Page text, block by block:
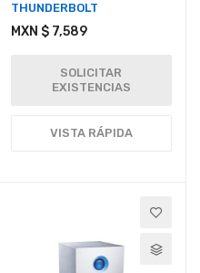
THUNDERBOLT
MXN $ 7,589
SOLICITAR
EXISTENCIAS
VISTA RÁPIDA